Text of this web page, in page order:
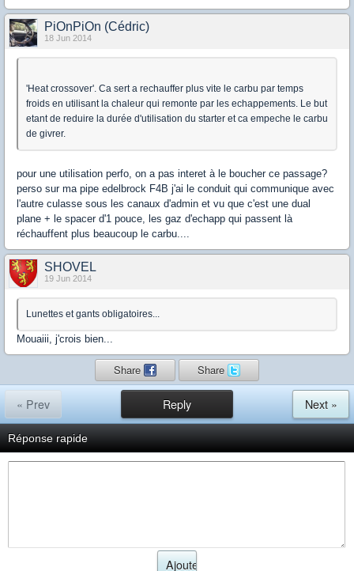
PiOnPiOn (Cédric)
18 Jun 2014
'Heat crossover'. Ca sert a rechauffer plus vite le carbu par temps
froids en utilisant la chaleur qui remonte par les echappements. Le but
etant de reduire la durée d'utilisation du starter et ca empeche le carbu
de givrer.
pour une utilisation perfo, on a pas interet à le boucher ce passage?
perso sur ma pipe edelbrock F4B j'ai le conduit qui communique avec
l'autre culasse sous les canaux d'admin et vu que c'est une dual
plane + le spacer d'1 pouce, les gaz d'echapp qui passent là
réchauffent plus beaucoup le carbu....
SHOVEL
19 Jun 2014
Lunettes et gants obligatoires...
Mouaiii, j'crois bien...
Share Share
Reply
« Prev Next »
Réponse rapide